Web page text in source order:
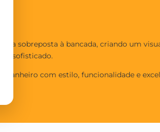
sobreposta à bancada, criando um
sofisticado.
banheiro com estilo, funcionalidade e